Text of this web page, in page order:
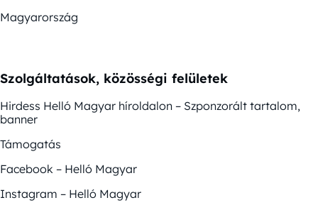
Magyarország
Szolgáltatások, közösségi felületek
Hirdess Helló Magyar híroldalon – Szponzorált tartalom,
banner
Támogatás
Facebook – Helló Magyar
Instagram – Helló Magyar